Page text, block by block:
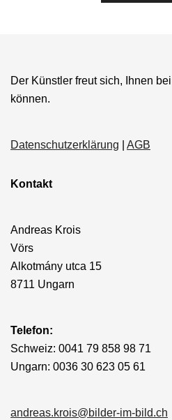
Der Künstler freut sich, Ihnen
können.
Datenschutzerklärung AGB
Kontakt
Andreas Krois
Vörs
Alkotmány utca 15
8711 Ungarn
Telefon:
Schweiz: 0041 79 858 98 71
Ungarn: 0036 30 623 05 61
andreas.krois@bilder-im-bild.ch